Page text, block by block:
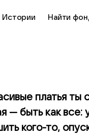
Истории Найти
платья ты
— быть как все:
кого-то,